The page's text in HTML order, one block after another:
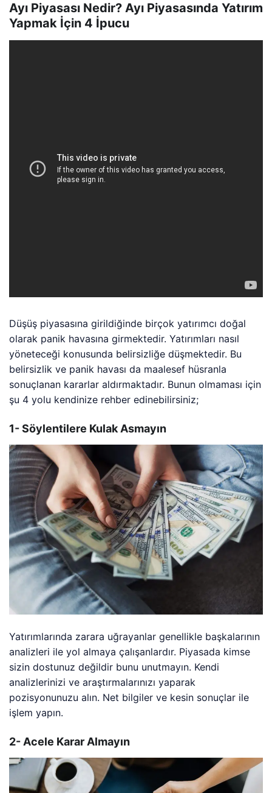
Ayı Piyasası Nedir? Ayı Piyasasında Yatırım
Yapmak İçin 4 İpucu
Düşüş piyasasına girildiğinde birçok yatırımcı doğal
olarak panik havasına girmektedir. Yatırımları nasıl
yöneteceği konusunda belirsizliğe düşmektedir. Bu
belirsizlik ve panik havası da maalesef hüsranla
sonuçlanan kararlar aldırmaktadır. Bunun olmaması için
şu 4 yolu kendinize rehber edinebilirsiniz;
1- Söylentilere Kulak Asmayın
Yatırımlarında zarara uğrayanlar genellikle başkalarının
analizleri ile yol almaya çalışanlardır. Piyasada kimse
sizin dostunuz değildir bunu unutmayın. Kendi
analizlerinizi ve araştırmalarınızı yaparak
pozisyonunuzu alın. Net bilgiler ve kesin sonuçlar ile
işlem yapın.
2- Acele Karar Almayın